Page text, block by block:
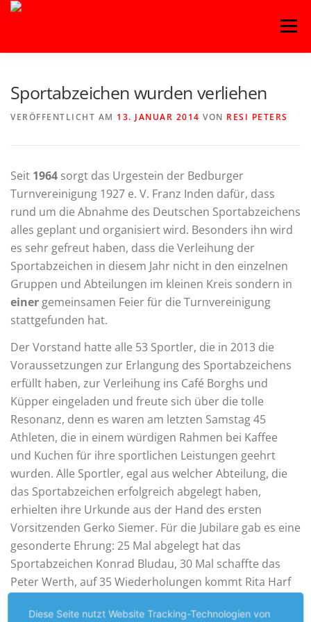
Zum
Menü
LEICHTATHLETIK OUTDOORSPORT
TURNEN VOLLEYBALL
Sportabzeichen wurden verliehen
VERÖFFENTLICHT AM 13. JANUAR 2014 VON RESI PETERS
Seit 1964 sorgt das Urgestein der Bedburger
Turnvereinigung 1927 e. V. Franz Inden dafür, dass
rund um die Abnahme des Deutschen Sportabzeichens
alles geplant und organisiert wird. Besonders ihn wird
es sehr gefreut haben, dass die Verleihung der
Sportabzeichen in diesem Jahr nicht in den einzelnen
Gruppen und Abteilungen im kleinen Kreis sondern in
einer gemeinsamen Feier für die Turnvereinigung
stattgefunden hat.
Der Vorstand hatte alle 53 Sportler, die in 2013 die
Voraussetzungen zur Erlangung des Sportabzeichens
erfüllt haben, zur Verleihung ins Café Borghs und
Küpper eingeladen und freute sich über die tolle
Resonanz, denn es waren am letzten Samstag 45
Athleten, die in einem würdigen Rahmen bei Kaffee
und Kuchen für ihre sportlichen Leistungen geehrt
wurden. Alle Sportler, egal aus welcher Abteilung, die
das Sportabzeichen erfolgreich abgelegt haben,
erhielten ihre Urkunde aus der Hand des ersten
Vorsitzenden Gerko Siemer. Für die Jubilare gab es eine
gesonderte Ehrung: 25 Mal abgelegt hat das
Sportabzeichen Konrad Bludau, 30 Mal schaffte das
Peter Werth, auf 35 Wiederholungen kommt Rita Harf
zum 50. Mal. Einen extra Applaus erhielten die
Diese Seite nutzt Website Tracking-Technologien von